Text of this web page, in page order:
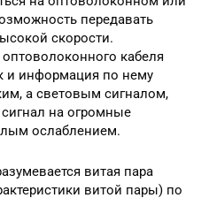
передавать
скорости.
кабеля
и информация по нему
а световым сигналом,
на огромные
ослаблением.
витая пара
витой пары) по